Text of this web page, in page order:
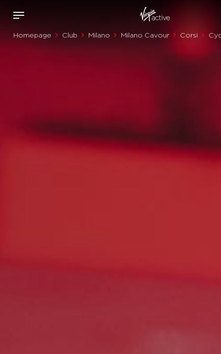
Homepage Club Milano Milano Cavour Corsi